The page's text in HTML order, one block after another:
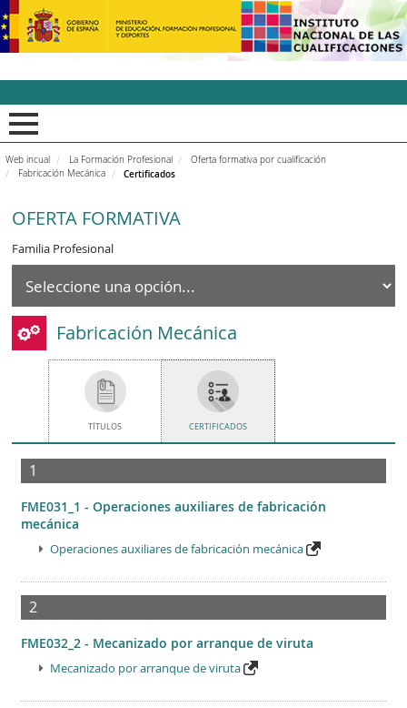
INCUAl - Instituto
Web incual La Formación Profesional
Oferta formativa por cualificación
Fabricación Mecánica
Certificados
OFERTA FORMATIVA
Familia Profesional
Fabricación Mecánica
TÍTULOS CERTIFICADOS
1
FME031_1 - Operaciones auxiliares de fabricación
mecánica
Operaciones auxiliares de fabricación mecánica
2
FME032_2 - Mecanizado por arranque de viruta
Mecanizado por arranque de viruta